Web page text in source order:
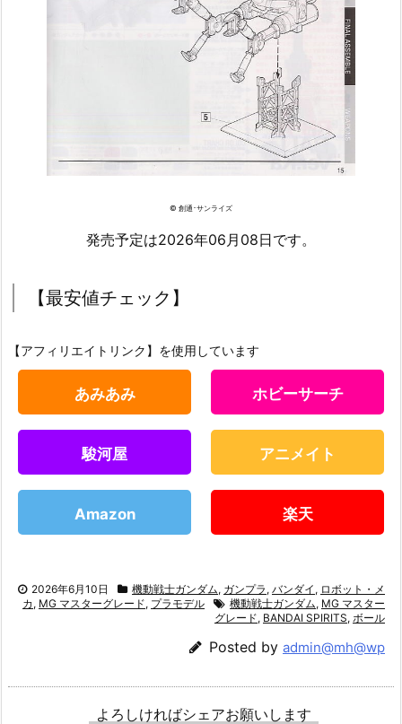
© 創通･サンライズ
発売予定は2026年06月08日です。
【最安値チェック】
【アフィリエイトリンク】を使用しています
あみあみ ホビーサーチ
駿河屋 アニメイト
Amazon 楽天
2026年6月10日 機動戦士ガンダム, ガンプラ , バンダイ , ロボット・メ
カ , MG マスターグレード, プラモデル 機動戦士ガンダム, MG マスター
グレード, BANDAI SPIRITS, ボール
Posted by admin@mh@wp
よろしければシェアお願いします